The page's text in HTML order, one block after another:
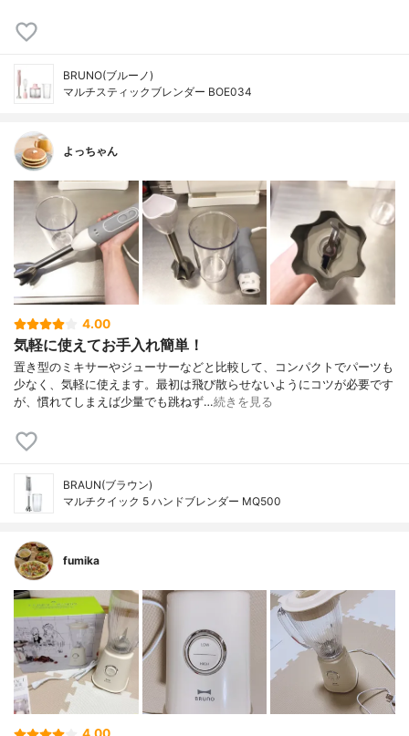
BRUNO(ブルーノ)
マルチスティックブレンダー BOE034
よっちゃん
4.00
気軽に使えてお手入れ簡単！
置き型のミキサーやジューサーなどと比較して、コンパクトでパーツも
少なく、気軽に使えます。最初は飛び散らせないようにコツが必要です
が、慣れてしまえば少量でも跳ねず…続きを見る
BRAUN(ブラウン)
マルチクイック 5 ハンドブレンダー MQ500
fumika